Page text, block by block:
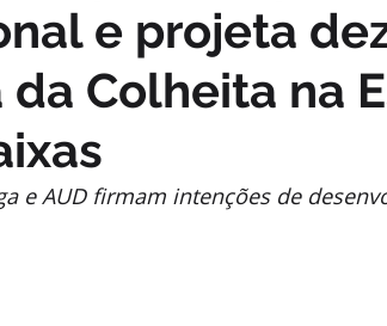
e projeta
Colheita na
e AUD firmam intenções de